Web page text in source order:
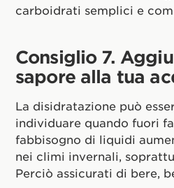
carboidrati semplici e
Consiglio 7.
sapore alla tua
La disidratazione può
individuare quando fuori
fabbisogno di liquidi
nei climi invernali,
Perciò assicurati di bere,